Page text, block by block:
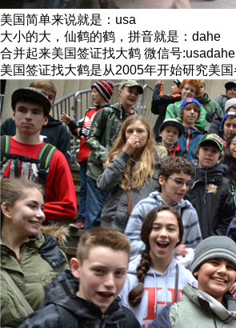
美国简单来说就是：usa
大小的大，仙鹤的鹤，拼音就是：dahe
合并起来美国签证找大鹤 微信号:usadahe
美国签证找大鹤是从2005年开始研究美国